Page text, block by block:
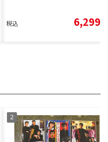
税込 6,299